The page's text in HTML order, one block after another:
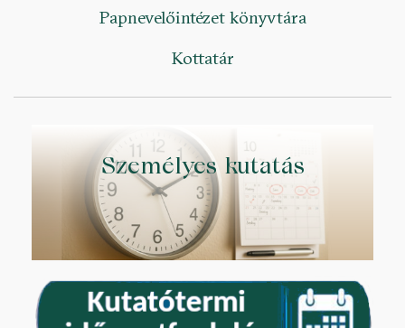
Papnevelőintézet könyvtára
Kottatár
Személyes kutatás